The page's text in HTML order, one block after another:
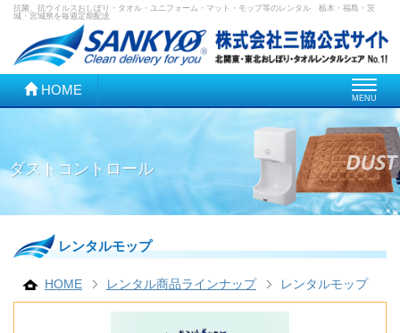
抗菌、抗ウイルスおしぼり・タオル・ユニフォーム・マット・モップ等のレンタル 栃木・福島・茨
城・宮城県を毎週定期配送
HOME
Toggle
navigation
MENU
ダストコントロール
レンタルモップ
HOME レンタル商品ラインナップ レンタルモップ